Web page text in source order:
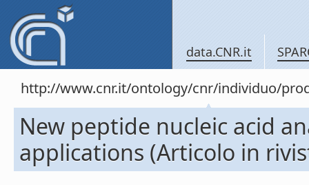
data.CNR.it
http://www.cnr.it/ontology/cnr/individuo/
New peptide nucleic acid
applications (Articolo in